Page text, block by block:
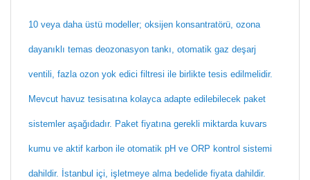
10 veya daha üstü modeller; oksijen konsantratörü, ozona
dayanıklı temas deozonasyon tankı, otomatik gaz deşarj
ventili, fazla ozon yok edici filtresi ile birlikte tesis edilmelidir.
Mevcut havuz tesisatına kolayca adapte edilebilecek paket
sistemler aşağıdadır. Paket fiyatına gerekli miktarda kuvars
kumu ve aktif karbon ile otomatik pH ve ORP kontrol sistemi
dahildir. İstanbul içi, işletmeye alma bedelide fiyata dahildir.